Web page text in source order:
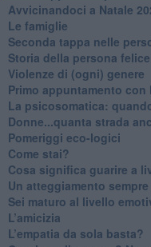
​Avvicinandoci a Natale
Le famiglie
Seconda tappa nelle
​Storia della persona felice
Violenze di (ogni) genere
​Primo appuntamento
La psicosomatica:
Donne...quanta strada
​Pomeriggi eco-logici
​Come stai?
Cosa significa guarire a
​Un atteggiamento
​Sei maturo al livello
​L’amicizia
​L’empatia da sola basta?